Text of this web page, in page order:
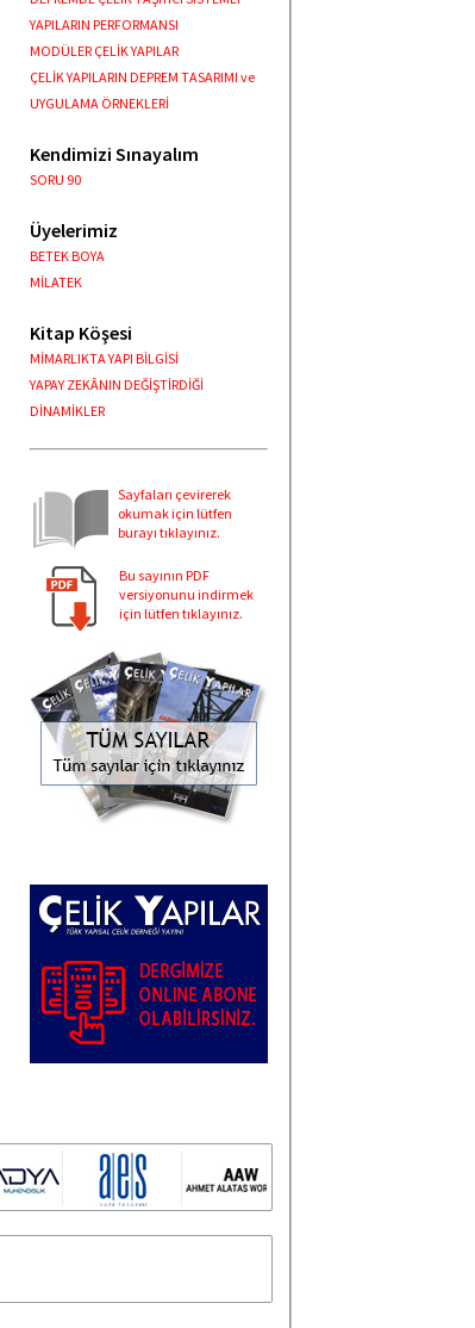
YAPILARIN PERFORMANSI
MODÜLER ÇELİK YAPILAR
ÇELİK YAPILARIN DEPREM TASARIMI ve
UYGULAMA ÖRNEKLERİ
Kendimizi Sınayalım
SORU 90
Üyelerimiz
BETEK BOYA
MİLATEK
Kitap Köşesi
MİMARLIKTA YAPI BİLGİSİ
YAPAY ZEKÂNIN DEĞİŞTİRDİĞİ
DİNAMİKLER
Sayfaları çevirerek
okumak için lütfen
burayı tıklayınız.
Bu sayının PDF
versiyonunu indirmek
için lütfen tıklayınız.